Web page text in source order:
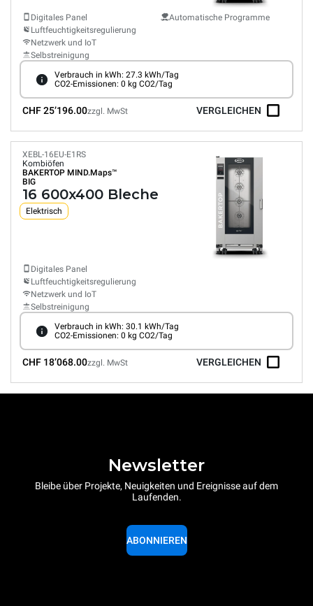
Digitales Panel
Luftfeuchtigkeitsregulierung
Netzwerk und IoT
Selbstreinigung
Automatische Programme
Verbrauch in kWh: 27.3 kWh/Tag
CO2-Emissionen: 0 kg CO2/Tag
CHF 25’196.00zzgl. MwSt VERGLEICHEN
XEBL-16EU-E1RS
Kombiöfen
BAKERTOP MIND.Maps™
BIG
16 600x400 Bleche
Elektrisch
Digitales Panel
Luftfeuchtigkeitsregulierung
Netzwerk und IoT
Selbstreinigung
Verbrauch in kWh: 30.1 kWh/Tag
CO2-Emissionen: 0 kg CO2/Tag
CHF 18’068.00zzgl. MwSt VERGLEICHEN
Newsletter
Bleibe über Projekte, Neuigkeiten und Ereignisse auf dem
Laufenden.
ABONNIEREN